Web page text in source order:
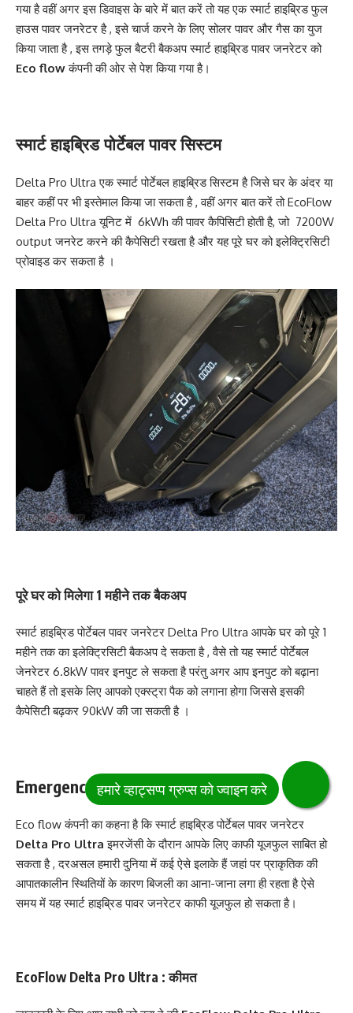
गया है वहीं अगर इस डिवाइस के बारे में बात करें तो यह एक स्मार्ट हाइब्रिड फुल
हाउस पावर जनरेटर है , इसे चार्ज करने के लिए सोलर पावर और गैस का युज
किया जाता है , इस तगड़े फुल बैटरी बैकअप स्मार्ट हाइब्रिड पावर जनरेटर को
Eco flowकंपनी की ओर से पेश किया गया है।
स्मार्ट हाइब्रिड पोर्टेबल पावर सिस्टम
Delta Pro Ultra एक स्मार्टपोर्टेबल हाइब्रिड सिस्टमहै जिसे घर के अंदर या
बाहर कहीं पर भी इस्तेमाल किया जा सकता है , वहीं अगर बात करें तो EcoFlow
Delta Pro Ultra यूनिट में 6kWh की पावर कैपिसिटी होती है, जो 7200W
output जनरेट करने की कैपेसिटी रखता है और यह पूरे घर को इलेक्ट्रिसिटी
प्रोवाइड कर सकता है ।
पूरे घर को मिलेगा 1 महीने तक बैकअप
स्मार्ट हाइब्रिड पोर्टेबल पावर जनरेटर Delta Pro Ultra आपके घर को पूरे 1
महीने तक का इलेक्ट्रिसिटी बैकअप दे सकता है , वैसे तो यह स्मार्ट पोर्टेबल
जेनरेटर 6.8kW पावर इनपुट ले सकता है परंतु अगर आप इनपुट को बढ़ाना
चाहते हैं तो इसके लिए आपको एक्स्ट्रा पैक को लगाना होगा जिससे इसकी
कैपेसिटी बढ़कर 90kW की जा सकती है ।
Emergency के दौरान यूजफुल
Eco flow कंपनी का कहना है कि स्मार्ट हाइब्रिड पोर्टेबल पावर जनरेटर
Delta Pro Ultra इमरजेंसी के दौरान आपके लिए काफी यूजफुल साबित हो
सकता है , दरअसल हमारी दुनिया में कई ऐसे इलाके हैं जहां पर प्राकृतिक की
आपातकालीन स्थितियों के कारण बिजली का आना-जाना लगा ही रहता है ऐसे
समय में यह स्मार्ट हाइब्रिड पावर जनरेटर काफी यूजफुल हो सकता है।
EcoFlow Delta Pro Ultra :‌ कीमत